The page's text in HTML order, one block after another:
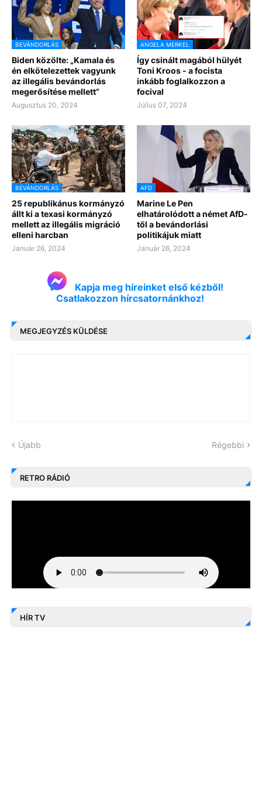
BEVÁNDORLÁS
Biden közölte: „Kamala és
én elkötelezettek vagyunk
az illegális bevándorlás
megerősítése mellett”
Augusztus 20, 2024
ANGELA MERKEL
Így csinált magából hülyét
Toni Kroos - a focista
inkább foglalkozzon a
focival
Július 07, 2024
BEVÁNDORLÁS
25 republikánus kormányzó
állt ki a texasi kormányzó
mellett az illegális migráció
elleni harcban
Január 26, 2024
AFD
Marine Le Pen
elhatárolódott a német AfD-
től a bevándorlási
politikájuk miatt
Január 26, 2024
Kapja meg híreinket első kézből!
Csatlakozzon hírcsatornánkhoz!
MEGJEGYZÉS KÜLDÉSE
Újabb Régebbi
RETRO RÁDIÓ
HÍR TV